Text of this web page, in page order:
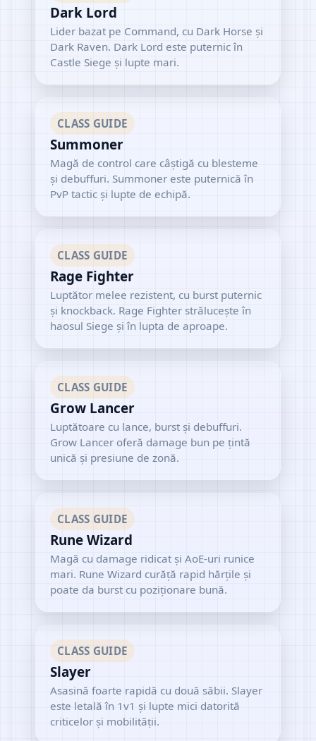
Dark Lord
Lider bazat pe Command, cu Dark Horse și
Dark Raven. Dark Lord este puternic în
Castle Siege și lupte mari.
CLASS GUIDE
Summoner
Magă de control care câștigă cu blesteme
și debuffuri. Summoner este puternică în
PvP tactic și lupte de echipă.
CLASS GUIDE
Rage Fighter
Luptător melee rezistent, cu burst puternic
și knockback. Rage Fighter strălucește în
haosul Siege și în lupta de aproape.
CLASS GUIDE
Grow Lancer
Luptătoare cu lance, burst și debuffuri.
Grow Lancer oferă damage bun pe țintă
unică și presiune de zonă.
CLASS GUIDE
Rune Wizard
Magă cu damage ridicat și AoE-uri runice
mari. Rune Wizard curăță rapid hărțile și
poate da burst cu poziționare bună.
CLASS GUIDE
Slayer
Asasină foarte rapidă cu două săbii. Slayer
este letală în 1v1 și lupte mici datorită
criticelor și mobilității.